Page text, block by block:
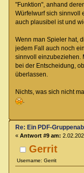
"Funktion", anhand
Würfelwurf sich sinnvoll
auch plausibel ist und
Wenn man Spieler hat,
jedem Fall auch noch
sinnvoll einzubeziehen.
bei der Entscheidung,
überlassen.
Nichts, was sich nicht
.
Gerrit
Username: Gerrit
Re: Ein PDF-
« Antwort #9 am: